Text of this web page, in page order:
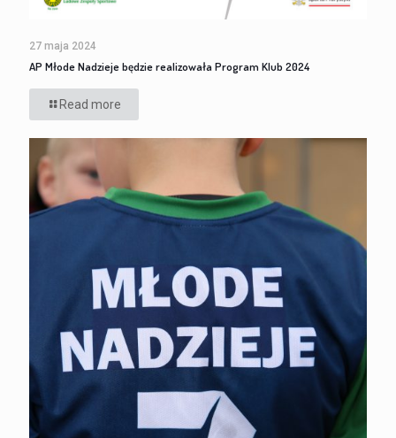
27 maja 2024
AP Młode Nadzieje będzie realizowała Program Klub 2024
Read more